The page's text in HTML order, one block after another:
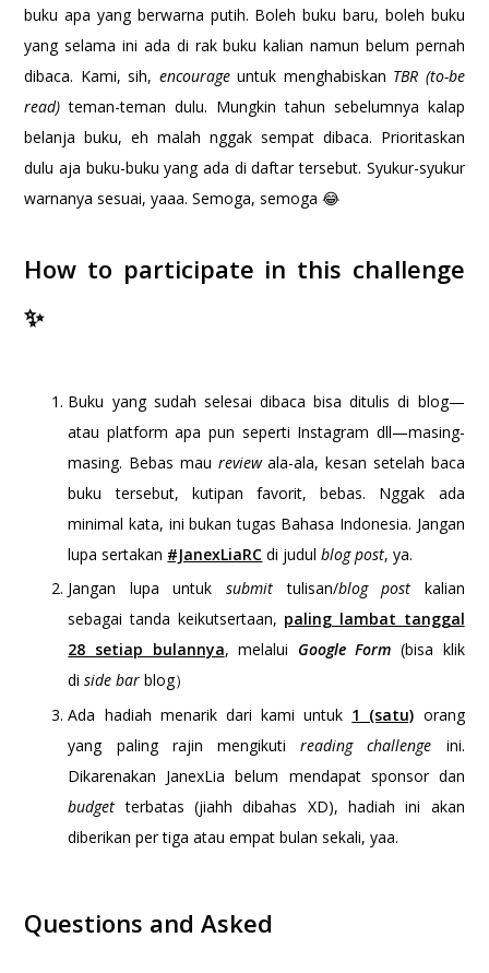
buku apa yang berwarna putih. Boleh buku baru, boleh buku
yang selama ini ada di rak buku kalian namun belum pernah
dibaca. Kami, sih, encourageuntuk menghabiskan TBR (to-be
read) teman-teman dulu. Mungkin tahun sebelumnya kalap
belanja buku, eh malah nggak sempat dibaca. Prioritaskan
dulu aja buku-buku yang ada di daftar tersebut. Syukur-syukur
warnanya sesuai, yaaa. Semoga, semoga 😂
How to participate in this challenge
✨
Buku yang sudah selesai dibaca bisa ditulis di blog—
atau platform apa pun seperti Instagram dll—masing-
masing. Bebas mau reviewala-ala, kesan setelah baca
buku tersebut, kutipan favorit, bebas. Nggak ada
minimal kata, ini bukan tugas Bahasa Indonesia. Jangan
lupa sertakan #JanexLiaRC di judulblog post, ya.
Jangan lupa untuk submit tulisan/blog post kalian
sebagai tanda keikutsertaan, paling lambat tanggal
28 setiap bulannya, melalui Google Form (bisa klik
diside bar blog）
Ada hadiah menarik dari kami untuk 1 (satu) orang
yang paling rajin mengikutireading challenge ini.
Dikarenakan JanexLia belum mendapat sponsor dan
budget terbatas (jiahh dibahas XD), hadiah ini akan
diberikan per tiga atau empat bulan sekali, yaa.
Questions and Asked